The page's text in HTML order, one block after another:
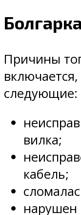
Причины
следующие:
вилка;
кабель;
нарушен